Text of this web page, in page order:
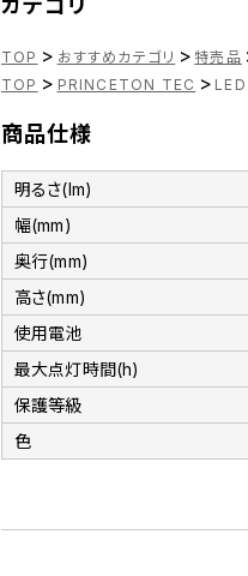
TOP > おすすめカテゴリ > 特売品
TOP > PRINCETON TEC > LED
商品仕様
明るさ(lm)
幅(mm)
奥行(mm)
高さ(mm)
使用電池
最大点灯時間(h)
保護等級
色